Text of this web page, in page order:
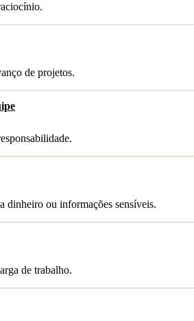
de projetos.
dinheiro ou informações sensíveis.
de trabalho.